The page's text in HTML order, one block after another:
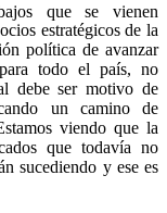
que se vienen
estratégicos de la
política de avanzar
todo el país, no
debe ser motivo de
un camino de
viendo que la
que todavía no
sucediendo y ese es